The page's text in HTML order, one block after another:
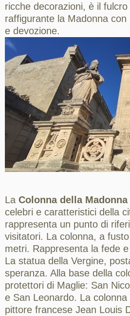
ricche decorazioni, è il
raffigurante la Madonna
e devozione.
La Colonna della
celebri e caratteristici della
rappresenta un punto di
visitatori. La colonna, a
metri. Rappresenta la fede
La statua della Vergine,
speranza. Alla base della
protettori di Maglie: San
e San Leonardo. La
pittore francese Jean Louis